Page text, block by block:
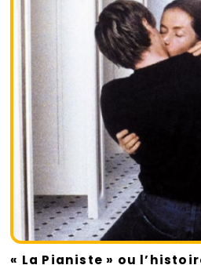
« La Pianiste » ou